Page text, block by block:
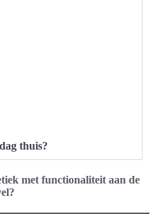
thuis?
met functionaliteit aan de